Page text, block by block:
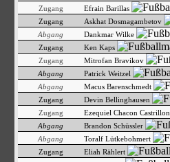
Zugang
Efrain Barillas
Zugang
Askhat Dosmagambetov
Abgang
Dankmar Wilke
Zugang
Ken Kaps
Zugang
Mitrofan Bravikov
Abgang
Patrick Weitzel
Abgang
Macus Barenschmedt
Zugang
Devin Bellinghausen
Zugang
Ezequiel Chacon Castrillon
Abgang
Brandon Schüssler
Abgang
Toralf Lütkebohmert
Zugang
Eliah Rählert